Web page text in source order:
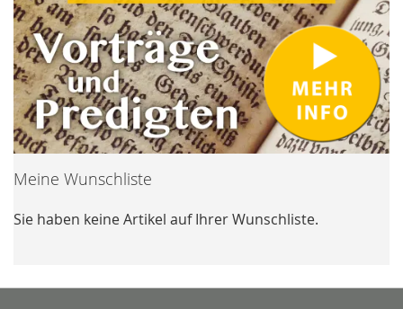
Meine Wunschliste
Sie haben keine Artikel auf Ihrer Wunschliste.